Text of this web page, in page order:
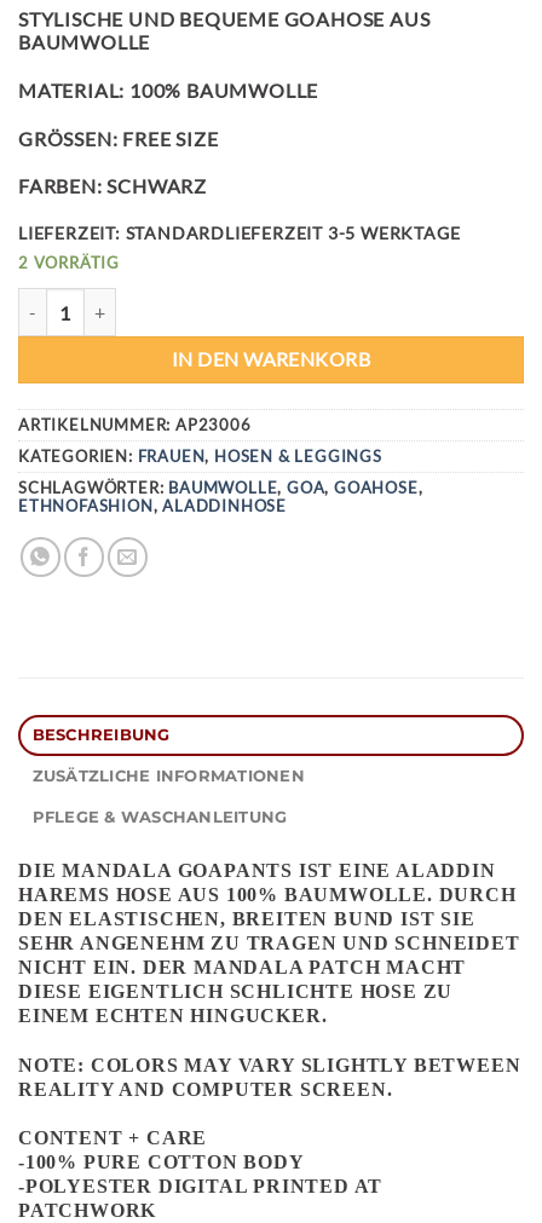
STYLISCHE UND BEQUEME GOAHOSE AUS
BAUMWOLLE
MATERIAL: 100% BAUMWOLLE
GRÖSSEN: FREE SIZE
FARBEN: SCHWARZ
LIEFERZEIT: STANDARDLIEFERZEIT 3-5 WERKTAGE
2 VORRÄTIG
IN DEN WARENKORB
ARTIKELNUMMER:AP23006
KATEGORIEN: FRAUEN, HOSEN & LEGGINGS
SCHLAGWÖRTER: BAUMWOLLE,GOA,GOAHOSE,
ETHNOFASHION,ALADDINHOSE
BESCHREIBUNG
ZUSÄTZLICHE INFORMATIONEN
PFLEGE & WASCHANLEITUNG
DIE MANDALA GOAPANTS IST EINE ALADDIN
HAREMS HOSE AUS 100% BAUMWOLLE. DURCH
DEN ELASTISCHEN, BREITEN BUND IST SIE
SEHR ANGENEHM ZU TRAGEN UND SCHNEIDET
NICHT EIN. DER MANDALA PATCH MACHT
DIESE EIGENTLICH SCHLICHTE HOSE ZU
EINEM ECHTEN HINGUCKER.
NOTE: COLORS MAY VARY SLIGHTLY BETWEEN
REALITY AND COMPUTER SCREEN.
CONTENT + CARE
-100% PURE COTTON BODY
-POLYESTER DIGITAL PRINTED AT
PATCHWORK